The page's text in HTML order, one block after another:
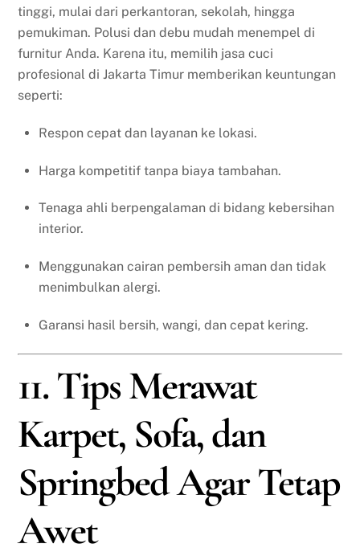
tinggi, mulai dari perkantoran, sekolah, hingga
pemukiman. Polusi dan debu mudah menempel di
furnitur Anda. Karena itu, memilih jasa cuci
profesional di Jakarta Timur memberikan keuntungan
seperti:
Respon cepat dan layanan ke lokasi.
Harga kompetitif tanpa biaya tambahan.
Tenaga ahli berpengalaman di bidang kebersihan
interior.
Menggunakan cairan pembersih aman dan tidak
menimbulkan alergi.
Garansi hasil bersih, wangi, dan cepat kering.
11. Tips Merawat
Karpet, Sofa, dan
Springbed Agar Tetap
Awet